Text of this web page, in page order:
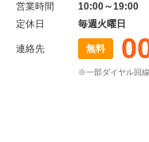
営業時間
10:00～19:00
定休日
毎週火曜日
連絡先 無料
※一部ダイヤル回